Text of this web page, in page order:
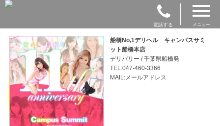
電話する メニュー
船橋No,1デリヘル キャンパスサミ
ット船橋本店
デリバリー / 千葉県船橋発
TEL:047-460-3366
MAIL:メールアドレス